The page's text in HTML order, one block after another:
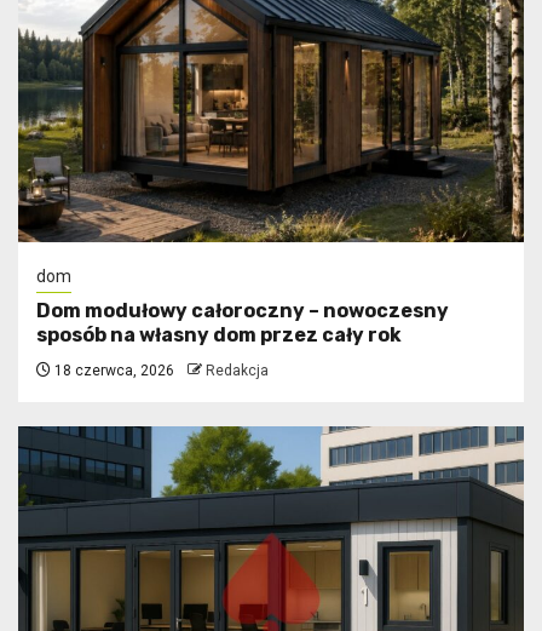
dom
Dom modułowy całoroczny – nowoczesny
sposób na własny dom przez cały rok
18 czerwca, 2026 Redakcja